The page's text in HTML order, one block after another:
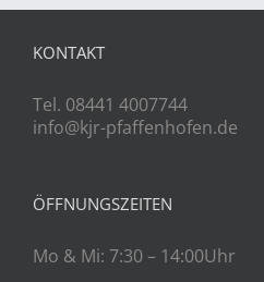
KONTAKT
Tel. 08441 4007744
info@kjr-pfaffenhofen.de
ÖFFNUNGSZEITEN
Mo & Mi: 7:30 – 14:00Uhr